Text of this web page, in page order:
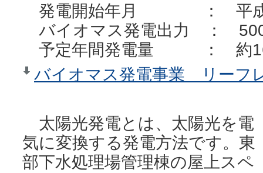
発電開始年月 ： 平成
バイオマス発電出力 ：
予定年間発電量 ： 約
バイオマス発電事業 リーフ
太陽光発電とは、太陽光を電
気に変換する発電方法です。東
部下水処理場管理棟の屋上スペ